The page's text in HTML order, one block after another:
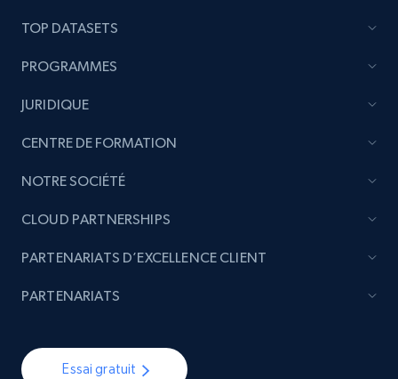
TOP DATASETS
PROGRAMMES
JURIDIQUE
CENTRE DE FORMATION
NOTRE SOCIÉTÉ
Essai gratuit
CLOUD PARTNERSHIPS
PARTENARIATS D’EXCELLENCE CLIENT
PARTENARIATS